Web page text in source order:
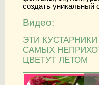
создать уникальный
Видео:
ЭТИ
САМЫХ
ЦВЕТУТ ЛЕТОМ